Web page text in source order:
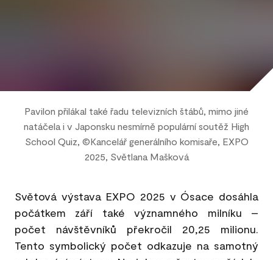
Pavilon přilákal také řadu televizních štábů, mimo jiné
natáčela i v Japonsku nesmírně populární soutěž High
School Quiz, ©Kancelář generálního komisaře, EXPO
2025, Světlana Mašková
Světová výstava EXPO 2025 v Ósace dosáhla
počátkem září také významného milníku –
počet návštěvníků překročil 20,25 milionu.
Tento symbolický počet odkazuje na samotný